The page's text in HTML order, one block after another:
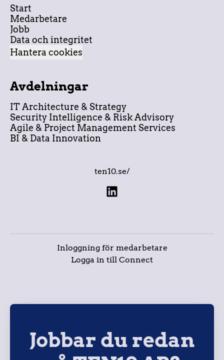
Start
Medarbetare
Jobb
Data och integritet
Hantera cookies
Avdelningar
IT Architecture & Strategy
Security Intelligence & Risk Advisory
Agile & Project Management Services
BI & Data Innovation
ten10.se/
Inloggning för medarbetare
Logga in till Connect
Jobbar du redan